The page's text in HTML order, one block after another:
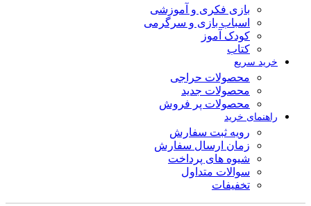
بازی فکری و آموزشی
اسباب بازی و سرگرمی
کودک آموز
کتاب
خرید سریع
محصولات حراجی
محصولات جدید
محصولات پر فروش
راهنمای خرید
رویه ثبت سفارش
زمان ارسال سفارش
شیوه های پرداخت
سوالات متداول
تخفیفات